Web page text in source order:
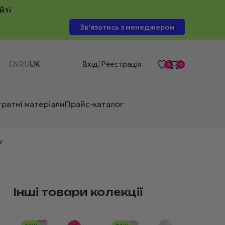
Зв'язатись з менеджером
EN RUUK Вхід Реєстрація 0 0
матеріалиПрайс-каталог
Інші товари колекції